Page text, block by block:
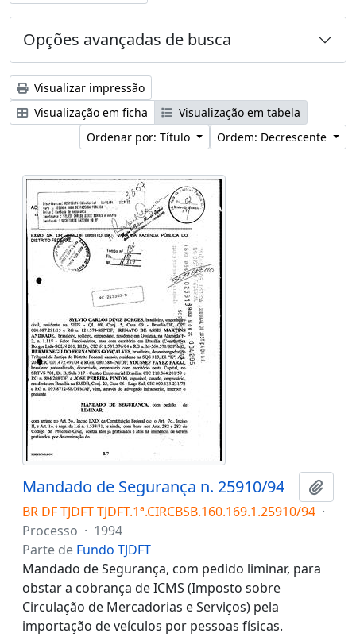
Opções avançadas de busca
Visualizar impressão
Visualização em ficha
Visualização em tabela
Ordenar por: Título
Ordem: Decrescente
Mandado de Segurança n. 25910/94
BR DF TJDFT TJDFT.1ª.CIRCBSB.160.169.1.25910/94 ·
Processo · 1994
Parte de Fundo TJDFT
Mandado de Segurança, com pedido liminar, para
obstar a cobrança de ICMS (Imposto sobre
Circulação de Mercadorias e Serviços) pela
importação de veículos por pessoas físicas.